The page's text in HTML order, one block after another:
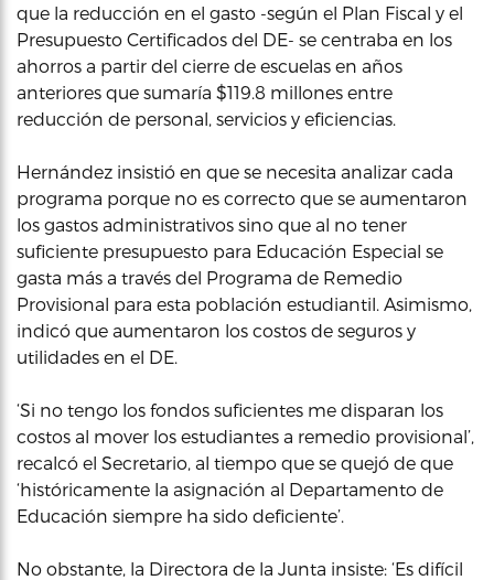
que la reducción en el gasto -según el Plan Fiscal y el
Presupuesto Certificados del DE- se centraba en los
ahorros a partir del cierre de escuelas en años
anteriores que sumaría $119.8 millones entre
reducción de personal, servicios y eficiencias.
Hernández insistió en que se necesita analizar cada
programa porque no es correcto que se aumentaron
los gastos administrativos sino que al no tener
suficiente presupuesto para Educación Especial se
gasta más a través del Programa de Remedio
Provisional para esta población estudiantil. Asimismo,
indicó que aumentaron los costos de seguros y
utilidades en el DE.
‘Si no tengo los fondos suficientes me disparan los
costos al mover los estudiantes a remedio provisional’,
recalcó el Secretario, al tiempo que se quejó de que
‘históricamente la asignación al Departamento de
Educación siempre ha sido deficiente’.
No obstante, la Directora de la Junta insiste: ‘Es difícil